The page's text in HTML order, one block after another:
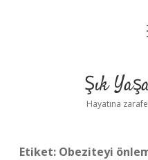
Şık
Hayatına
Etiket: Obeziteyi